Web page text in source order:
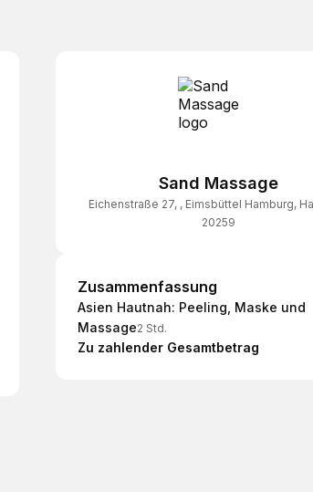
Sand Massage
Eichenstraße 27, , Eimsbüttel Hamburg,
20259
Zusammenfassung
Zusammenfassung
Asien Hautnah: Peeling, Maske und
Massage2 Std.
Zu zahlender Gesamtbetrag